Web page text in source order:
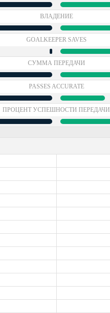
ВЛАДЕНИЕ
GOALKEEPER SAVES
СУММА ПЕРЕДАЧИ
PASSES ACCURATE
ПРОЦЕНТ УСПЕШНОСТИ ПЕРЕДАЧИ